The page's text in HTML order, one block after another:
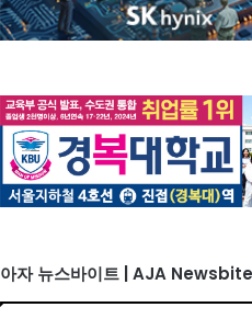
아자 뉴스바이트 | AJA